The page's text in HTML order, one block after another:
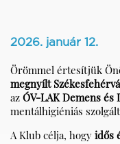
2026. január 12.
Örömmel értesítjük
megnyílt
az ÓV-LAK Demens és
mentálhigiéniás
A Klub célja, hogy idős